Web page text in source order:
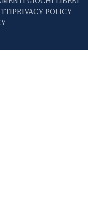
PRIVACY POLICY